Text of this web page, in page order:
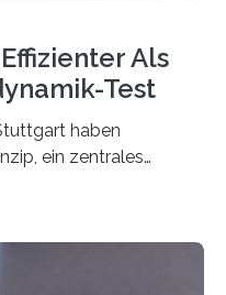
Als
Test
haben
ein zentrales
deren physikalische